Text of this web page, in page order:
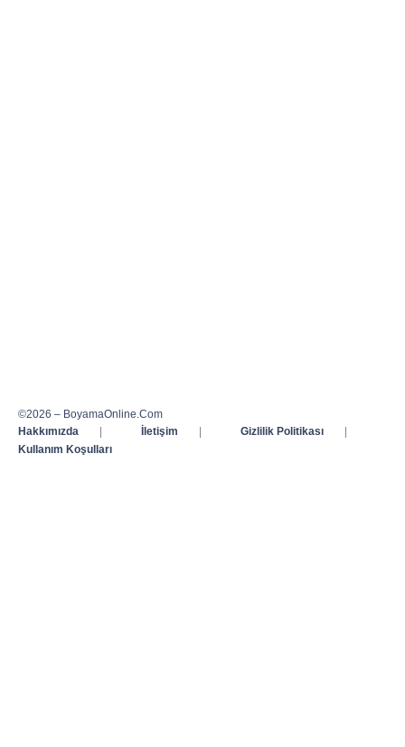
©2026 – BoyamaOnline.Com
Hakkımızda
| İletişim | Gizlilik Politikası
|
Kullanım Koşulları